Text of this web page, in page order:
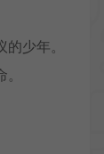
少年。